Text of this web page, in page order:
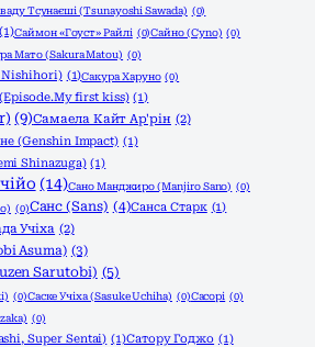
Тсунаєші (Tsunayoshi Sawada) (0)
(1)Саймон «Гоуст» Райлі (0)Сайно (Cyno) (0)
Мато (Sakura Matou) (0)
Nishihori) (1)Сакура Харуно (0)
first kiss) (1)
(9)Самаела Кайт Ар'рін (2)
(Genshin Impact) (1)
Shinazuga) (1)
(14)Сано Манджиро (Manjiro Sano) (0)
(0)Санс (Sans) (4)Санса Старк (1)
Учіха (2)
Asuma) (3)
Sarutobi) (5)
(0)Саске Учіха (Sasuke Uchiha) (0)Сасорі (0)
(0)
Super Sentai) (1)Сатору Годжо (1)